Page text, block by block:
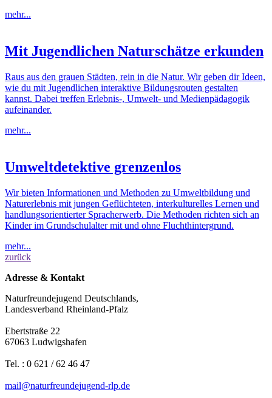
mehr...
Mit Jugendlichen Naturschätze erkunden
Raus aus den grauen Städten, rein in die Natur. Wir geben dir Ideen,
wie du mit Jugendlichen interaktive Bildungsrouten gestalten
kannst. Dabei treffen Erlebnis-, Umwelt- und Medienpädagogik
aufeinander.
mehr...
Umweltdetektive grenzenlos
Wir bieten Informationen und Methoden zu Umweltbildung und
Naturerlebnis mit jungen Geflüchteten, interkulturelles Lernen und
handlungsorientierter Spracherwerb. Die Methoden richten sich an
Kinder im Grundschulalter mit und ohne Fluchthintergrund.
mehr...
zurück
Adresse & Kontakt
Naturfreundejugend Deutschlands,
Landesverband Rheinland-Pfalz
Ebertstraße 22
67063 Ludwigshafen
Tel. : 0 621 / 62 46 47
mail@naturfreundejugend-rlp.de